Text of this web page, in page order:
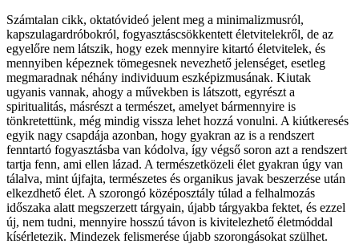
Számtalan cikk, oktatóvideó jelent meg a minimalizmusról,
kapszulagardróbokról, fogyasztáscsökkentett életvitelekről, de az
egyelőre nem látszik, hogy ezek mennyire kitartó életvitelek, és
mennyiben képeznek tömegesnek nevezhető jelenséget, esetleg
megmaradnak néhány individuum eszképizmusának. Kiutak
ugyanis vannak, ahogy a művekben is látszott, egyrészt a
spiritualitás, másrészt a természet, amelyet bármennyire is
tönkretettünk, még mindig vissza lehet hozzá vonulni. A kiútkeresés
egyik nagy csapdája azonban, hogy gyakran az is a rendszert
fenntartó fogyasztásba van kódolva, így végső soron azt a rendszert
tartja fenn, ami ellen lázad. A természetközeli élet gyakran úgy van
tálalva, mint újfajta, természetes és organikus javak beszerzése után
elkezdhető élet. A szorongó középosztály túlad a felhalmozás
időszaka alatt megszerzett tárgyain, újabb tárgyakba fektet, és ezzel
új, nem tudni, mennyire hosszú távon is kivitelezhető életmóddal
kísérletezik. Mindezek felismerése újabb szorongásokat szülhet.